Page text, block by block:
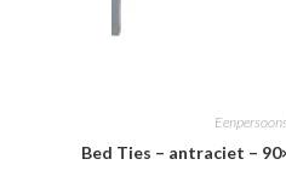
Bed Ties – antraciet –